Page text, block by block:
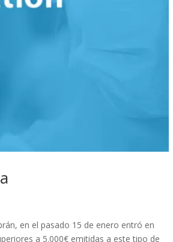
en el pasado 15 de enero entró en
a 5.000€ emitidas a este tipo de